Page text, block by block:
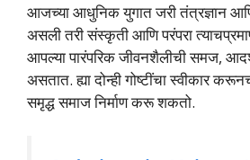
आजच्या आधुनिक युगात जरी तंत्रज्ञान
असली तरी संस्कृती आणि परंपरा
आपल्या पारंपरिक जीवनशैलीची समज,
असतात. ह्या दोन्ही गोष्टींचा स्वीकार
समृद्ध समाज निर्माण करू शकतो.